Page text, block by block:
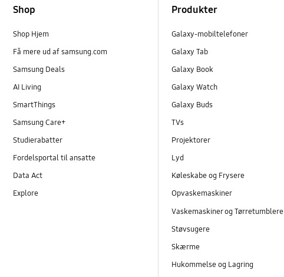
Shop
Shop Hjem
Få mere ud af samsung.com
Samsung Deals
AI Living
SmartThings
Samsung Care+
Studierabatter
Fordelsportal til ansatte
Data Act
Explore
Produkter
Galaxy-mobiltelefoner
Galaxy Tab
Galaxy Book
Galaxy Watch
Galaxy Buds
TVs
Projektorer
Lyd
Køleskabe og Frysere
Opvaskemaskiner
Vaskemaskiner og Tørretumblere
Støvsugere
Skærme
Hukommelse og Lagring